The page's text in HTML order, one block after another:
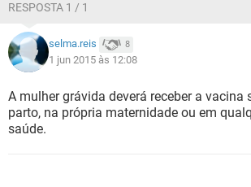
RESPOSTA 1 / 1
selma.reis 8
1 jun 2015 às 12:08
A mulher grávida deverá receber a vacina
parto, na própria maternidade ou em
saúde.